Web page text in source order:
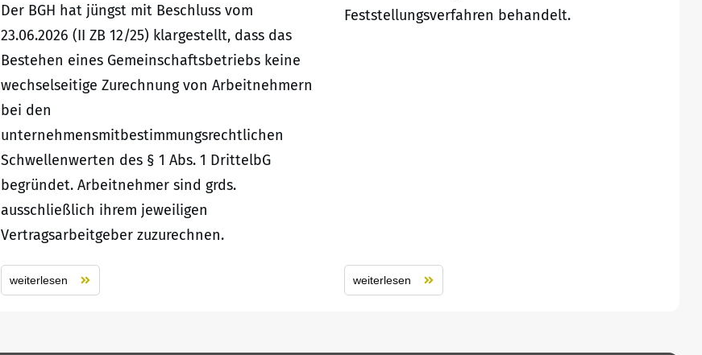
Der BGH hat jüngst mit Beschluss vom
23.06.2026 (II ZB 12/25) klargestellt, dass das
Bestehen eines Gemeinschaftsbetriebs keine
wechselseitige Zurechnung von Arbeitnehmern
bei den
unternehmensmitbestimmungsrechtlichen
Schwellenwerten des § 1 Abs. 1 DrittelbG
begründet. Arbeitnehmer sind grds.
ausschließlich ihrem jeweiligen
Vertragsarbeitgeber zuzurechnen.
weiterlesen
Feststellungsverfahren behandelt.
weiterlesen